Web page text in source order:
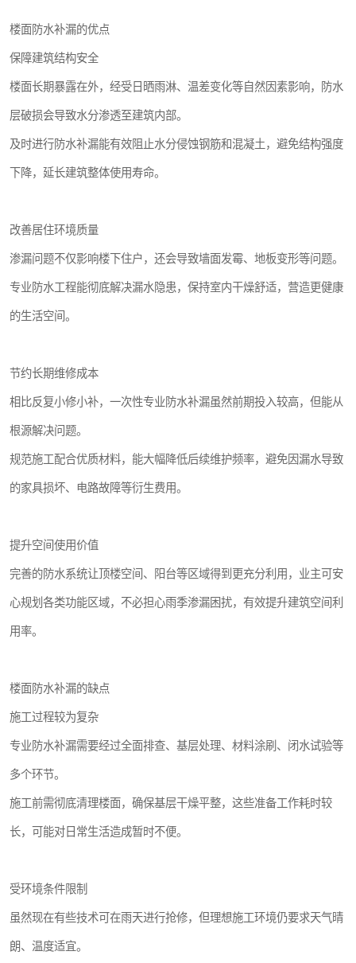
楼面防水补漏的优点
保障建筑结构安全
楼面长期暴露在外，经受日晒雨淋、温差变化等自然因素影响，防水
层破损会导致水分渗透至建筑内部。
及时进行防水补漏能有效阻止水分侵蚀钢筋和混凝土，避免结构强度
下降，延长建筑整体使用寿命。
改善居住环境质量
渗漏问题不仅影响楼下住户，还会导致墙面发霉、地板变形等问题。
专业防水工程能彻底解决漏水隐患，保持室内干燥舒适，营造更健康
的生活空间。
节约长期维修成本
相比反复小修小补，一次性专业防水补漏虽然前期投入较高，但能从
根源解决问题。
规范施工配合优质材料，能大幅降低后续维护频率，避免因漏水导致
的家具损坏、电路故障等衍生费用。
提升空间使用价值
完善的防水系统让顶楼空间、阳台等区域得到更充分利用，业主可安
心规划各类功能区域，不必担心雨季渗漏困扰，有效提升建筑空间利
用率。
楼面防水补漏的缺点
施工过程较为复杂
专业防水补漏需要经过全面排查、基层处理、材料涂刷、闭水试验等
多个环节。
施工前需彻底清理楼面，确保基层干燥平整，这些准备工作耗时较
长，可能对日常生活造成暂时不便。
受环境条件限制
虽然现在有些技术可在雨天进行抢修，但理想施工环境仍要求天气晴
朗、温度适宜。